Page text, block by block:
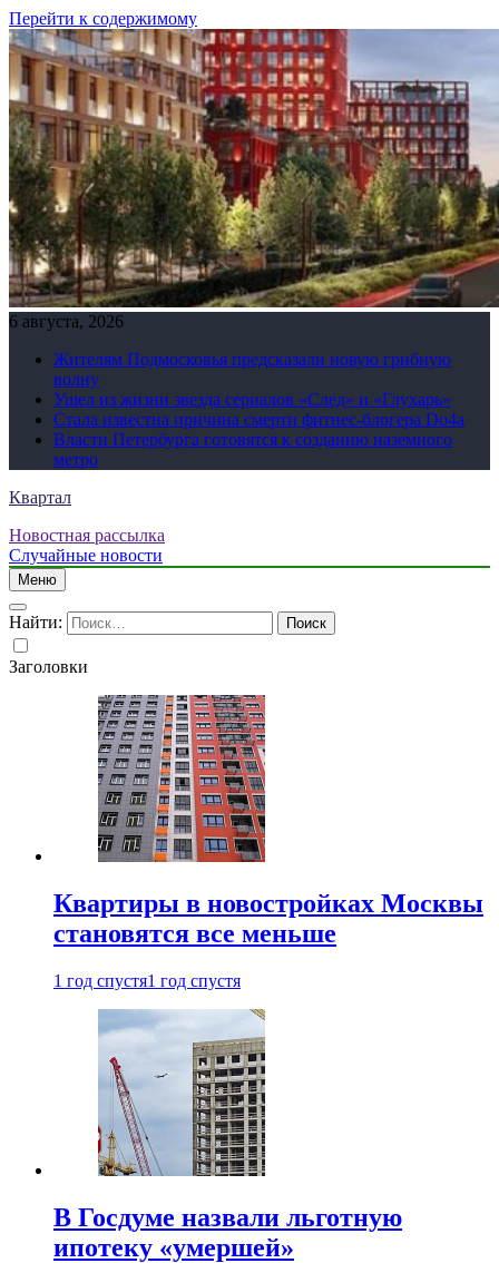
Перейти к содержимому
6 августа, 2026
Жителям Подмосковья предсказали новую грибную
волну
Ушел из жизни звезда сериалов «След» и «Глухарь»
Стала известна причина смерти фитнес-блогера Do4а
Власти Петербурга готовятся к созданию наземного
метро
Квартал
Новостная рассылка
Случайные новости
Меню
Найти:
Заголовки
Квартиры в новостройках Москвы
становятся все меньше
1 год спустя1 год спустя
В Госдуме назвали льготную
ипотеку «умершей»